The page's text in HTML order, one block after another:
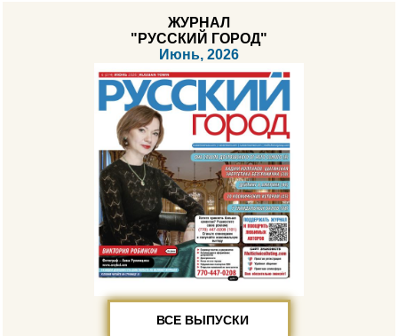
ЖУРНАЛ
"РУССКИЙ ГОРОД"
Июнь, 2026
ВСЕ ВЫПУСКИ